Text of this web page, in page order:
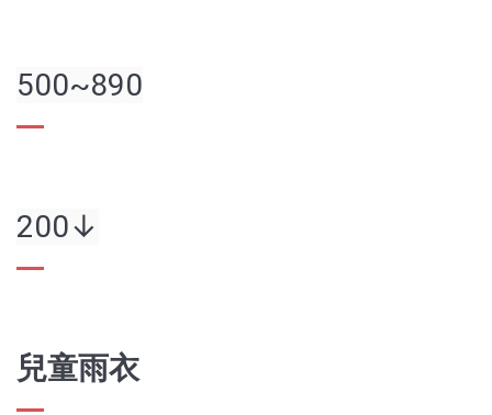
500~890
200↓
兒童雨衣